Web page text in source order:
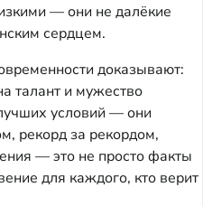
— они не далёкие
сердцем.
доказывают:
талант и мужество
условий — они
рекорд за рекордом,
— это не просто факты
для каждого, кто верит